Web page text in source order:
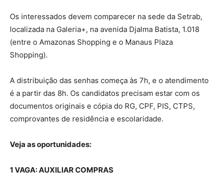
Os interessados devem comparecer na sede da Setrab,
localizada na Galeria+, na avenida Djalma Batista, 1.018
(entre o Amazonas Shopping e o Manaus Plaza
Shopping).
A distribuição das senhas começa às 7h, e o atendimento
é a partir das 8h. Os candidatos precisam estar com os
documentos originais e cópia do RG, CPF, PIS, CTPS,
comprovantes de residência e escolaridade.
Veja as oportunidades:
1 VAGA: AUXILIAR COMPRAS